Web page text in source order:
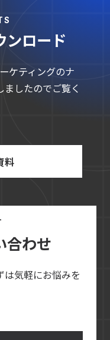
ンロード
ケティングのナ
したのでご覧く
料
合わせ
気軽にお悩みを